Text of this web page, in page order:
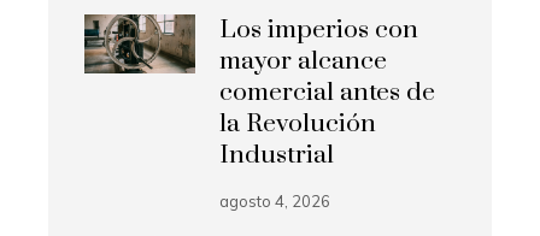
Los imperios con
mayor alcance
comercial antes de
la Revolución
Industrial
agosto 4, 2026